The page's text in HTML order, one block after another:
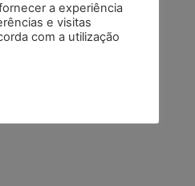
a experiência
e visitas
com a utilização